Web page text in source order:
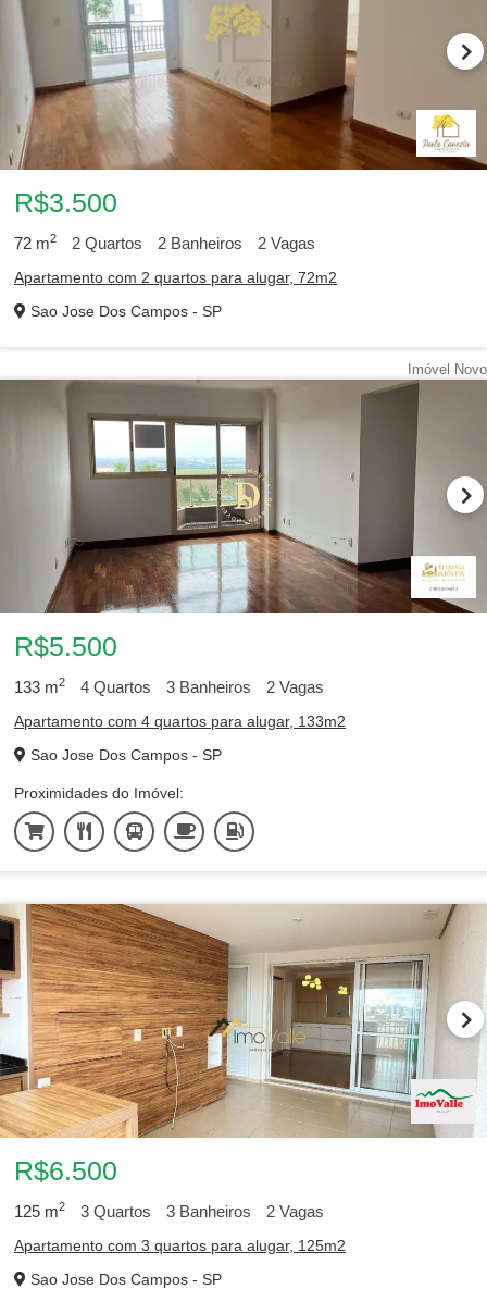
R$3.500
72 m2 2 Quartos 2 Banheiros 2 Vagas
Apartamento com 2 quartos para alugar, 72m2
Sao Jose Dos Campos - SP
Imóvel Novo
R$5.500
133 m2 4 Quartos 3 Banheiros 2 Vagas
Apartamento com 4 quartos para alugar, 133m2
Sao Jose Dos Campos - SP
Proximidades do Imóvel:
R$6.500
125 m2 3 Quartos 3 Banheiros 2 Vagas
Apartamento com 3 quartos para alugar, 125m2
Sao Jose Dos Campos - SP